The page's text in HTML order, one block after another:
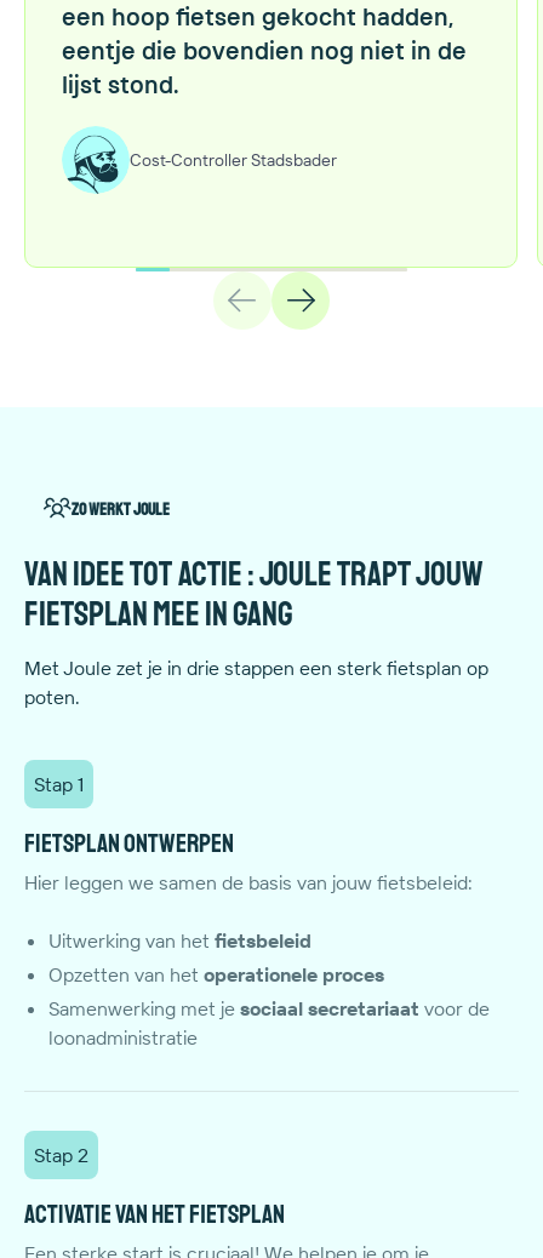
een hoop fietsen gekocht hadden,
eentje die bovendien nog niet in de
lijst stond.
Cost-Controller Stadsbader
Zo werkt Joule
Van idee tot actie : Joule trapt jouw
fietsplan mee in gang
Met Joule zet je in drie stappen een sterk fietsplan op
poten.
Stap 1
Fietsplan ontwerpen
Hier leggen we samen de basis van jouw fietsbeleid:
Uitwerking van het fietsbeleid
Opzetten van het operationele proces
Samenwerking met je sociaal secretariaat voor de
loonadministratie
Stap 2
Activatie van het fietsplan